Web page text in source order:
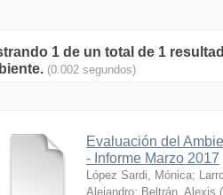
1 de un total de 1
(0.002 segundos)
Evaluación del
- Informe Marzo 2017
López Sardi, Mónica;
Alejandro; Beltrán, Alexis (